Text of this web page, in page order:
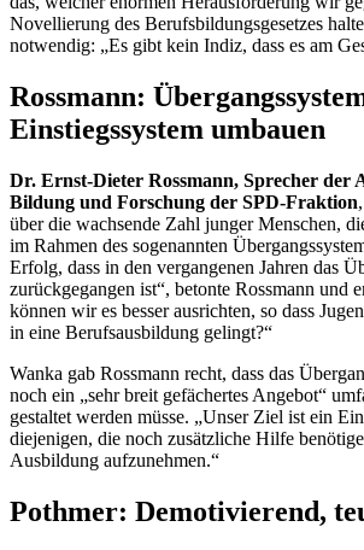
Novellierung des Berufsbildungsgesetzes
notwendig: „Es gibt kein Indiz, dass es am
Rossmann:
Einstiegssystem umbauen
Dr. Ernst-Dieter Rossmann, Sprecher der
Bildung und Forschung der SPD-Fraktion
über die wachsende Zahl junger Menschen,
im Rahmen des sogenannten
Erfolg, dass in den vergangenen Jahren das
zurückgegangen ist“, betonte Rossmann und
können wir es besser ausrichten, so dass
in eine Berufsausbildung gelingt?“
Wanka gab Rossmann recht, dass das
noch ein „sehr breit gefächertes Angebot“
gestaltet werden müsse. „Unser Ziel ist ein
diejenigen, die noch zusätzliche Hilfe
Ausbildung aufzunehmen.“
Pothmer: Demotivierend,